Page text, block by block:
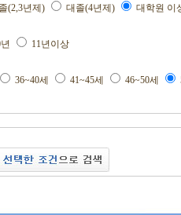
(2,3년제) 대졸(4년제) 대학원 이
11년이상
36~40세 41~45세 46~50세